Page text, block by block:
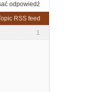
odpowiedź
RSS feed
1